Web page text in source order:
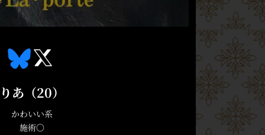
あ（20）
かわいい系
施術〇